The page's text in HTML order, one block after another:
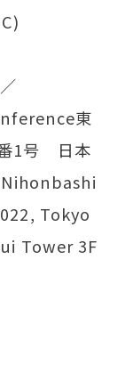
東
1号 日本
Nihonbashi
Tokyo
Tower 3F